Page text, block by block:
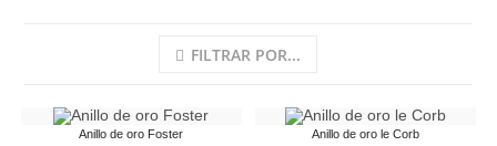
FILTRAR POR...
Anillo de oro Foster Anillo de oro le Corb